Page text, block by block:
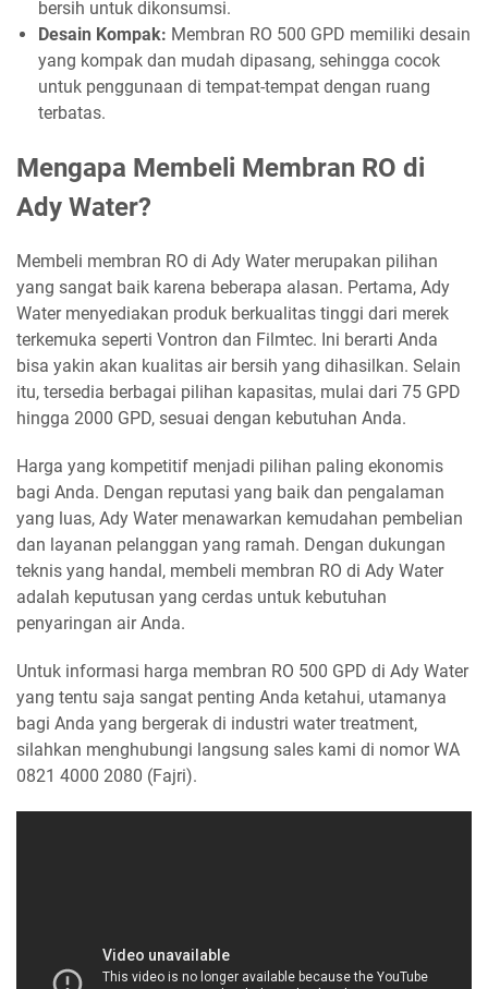
bersih untuk dikonsumsi.
Desain Kompak: Membran RO 500 GPD memiliki desain
yang kompak dan mudah dipasang, sehingga cocok
untuk penggunaan di tempat-tempat dengan ruang
terbatas.
Mengapa Membeli Membran RO di
Ady Water?
Membeli membran RO di Ady Water merupakan pilihan
yang sangat baik karena beberapa alasan. Pertama, Ady
Water menyediakan produk berkualitas tinggi dari merek
terkemuka seperti Vontron dan Filmtec. Ini berarti Anda
bisa yakin akan kualitas air bersih yang dihasilkan. Selain
itu, tersedia berbagai pilihan kapasitas, mulai dari 75 GPD
hingga 2000 GPD, sesuai dengan kebutuhan Anda.
Harga yang kompetitif menjadi pilihan paling ekonomis
bagi Anda. Dengan reputasi yang baik dan pengalaman
yang luas, Ady Water menawarkan kemudahan pembelian
dan layanan pelanggan yang ramah. Dengan dukungan
teknis yang handal, membeli membran RO di Ady Water
adalah keputusan yang cerdas untuk kebutuhan
penyaringan air Anda.
Untuk informasi harga membran RO 500 GPD di Ady Water
yang tentu saja sangat penting Anda ketahui, utamanya
bagi Anda yang bergerak di industri water treatment,
silahkan menghubungi langsung sales kami di nomor WA
0821 4000 2080 (Fajri).